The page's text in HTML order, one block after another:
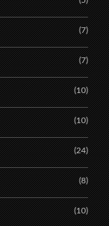
(7)
(7)
(10)
(10)
(24)
(8)
(10)